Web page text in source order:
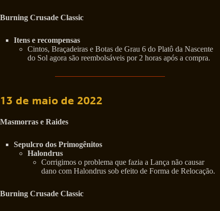
Burning Crusade Classic
Itens e recompensas
Cintos, Braçadeiras e Botas de Grau 6 do Platô da Nascente
do Sol agora são reembolsáveis por 2 horas após a compra.
13 de maio de 2022
Masmorras e Raides
Sepulcro dos Primogênitos
Halondrus
Corrigimos o problema que fazia a Lança não causar
dano com Halondrus sob efeito de Forma de Relocação.
Burning Crusade Classic